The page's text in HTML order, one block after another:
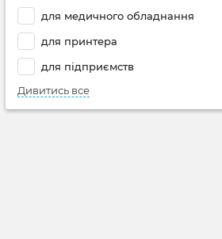
для медичного обладнання
для принтера
для підприємств
Дивитись все